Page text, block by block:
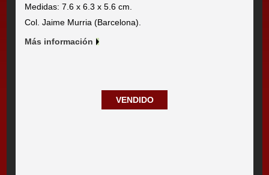
Medidas: 7.6 x 6.3 x 5.6 cm.
Col. Jaime Murria (Barcelona).
Más información
VENDIDO